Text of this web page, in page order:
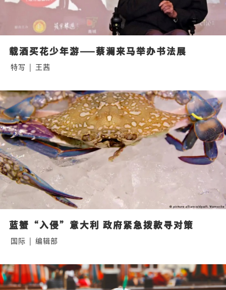
载酒买花少年游——蔡澜来马举办书法展
特写 | 王茜
蓝蟹“入侵”意大利 政府紧急拨款寻对策
国际 | 编辑部